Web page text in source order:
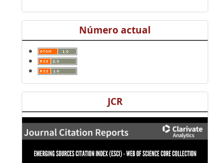
Número actual
JCR